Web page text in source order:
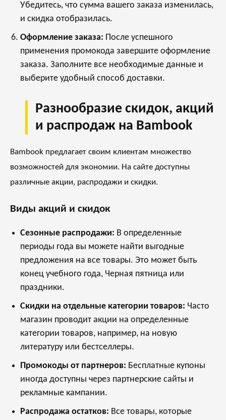
Убедитесь, что сумма вашего заказа изменилась,
и скидка отобразилась.
Оформление заказа: После успешного
применения промокода завершите оформление
заказа. Заполните все необходимые данные и
выберите удобный способ доставки.
Разнообразие скидок, акций
и распродаж на Bambook
Bambook предлагает своим клиентам множество
возможностей для экономии. На сайте доступны
различные акции, распродажи и скидки.
Виды акций и скидок
Сезонные распродажи: В определенные
периоды года вы можете найти выгодные
предложения на все товары. Это может быть
конец учебного года, Черная пятница или
праздники.
Скидки на отдельные категории товаров: Часто
магазин проводит акции на определенные
категории товаров, например, на новую
литературу или бестселлеры.
Промокоды от партнеров: Бесплатные купоны
иногда доступны через партнерские сайты и
рекламные кампании.
Распродажа остатков: Все товары, которые